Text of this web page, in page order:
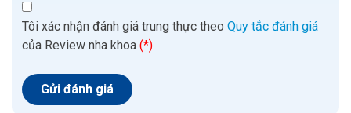
Tôi xác nhận đánh giá trung thực theo Quy tắc đánh giá
của Review nha khoa (*)